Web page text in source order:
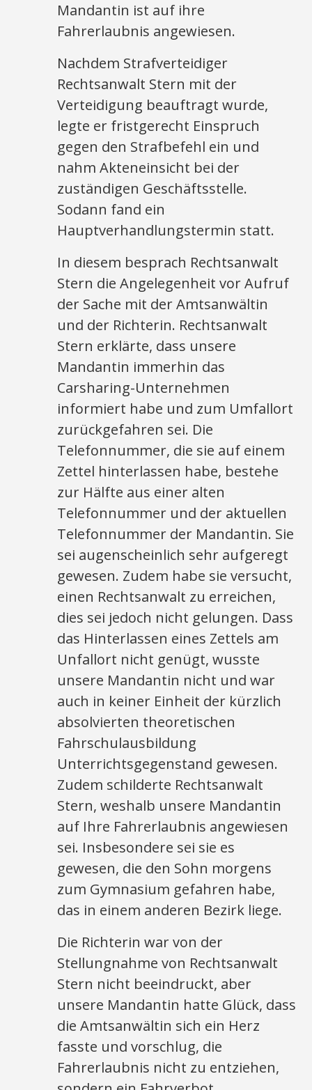
Mandantin ist auf ihre
Fahrerlaubnis angewiesen.
Nachdem Strafverteidiger
Rechtsanwalt Stern mit der
Verteidigung beauftragt wurde,
legte er fristgerecht Einspruch
gegen den Strafbefehl ein und
nahm Akteneinsicht bei der
zuständigen Geschäftsstelle.
Sodann fand ein
Hauptverhandlungstermin statt.
In diesem besprach Rechtsanwalt
Stern die Angelegenheit vor Aufruf
der Sache mit der Amtsanwältin
und der Richterin. Rechtsanwalt
Stern erklärte, dass unsere
Mandantin immerhin das
Carsharing-Unternehmen
informiert habe und zum Umfallort
zurückgefahren sei. Die
Telefonnummer, die sie auf einem
Zettel hinterlassen habe, bestehe
zur Hälfte aus einer alten
Telefonnummer und der aktuellen
Telefonnummer der Mandantin. Sie
sei augenscheinlich sehr aufgeregt
gewesen. Zudem habe sie versucht,
einen Rechtsanwalt zu erreichen,
dies sei jedoch nicht gelungen. Dass
das Hinterlassen eines Zettels am
Unfallort nicht genügt, wusste
unsere Mandantin nicht und war
auch in keiner Einheit der kürzlich
absolvierten theoretischen
Fahrschulausbildung
Unterrichtsgegenstand gewesen.
Zudem schilderte Rechtsanwalt
Stern, weshalb unsere Mandantin
auf Ihre Fahrerlaubnis angewiesen
sei. Insbesondere sei sie es
gewesen, die den Sohn morgens
zum Gymnasium gefahren habe,
das in einem anderen Bezirk liege.
Die Richterin war von der
Stellungnahme von Rechtsanwalt
Stern nicht beeindruckt, aber
unsere Mandantin hatte Glück, dass
die Amtsanwältin sich ein Herz
fasste und vorschlug, die
Fahrerlaubnis nicht zu entziehen,